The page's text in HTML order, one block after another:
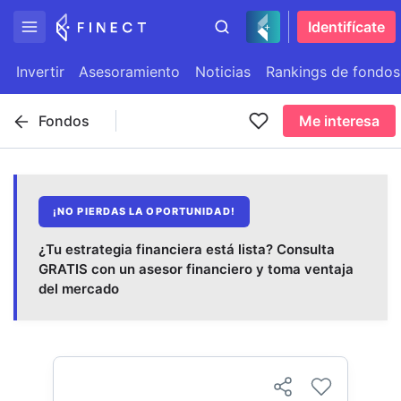
Identifícate
Invertir Asesoramiento Noticias Rankings de fondos
Fondos Me interesa
¡NO PIERDAS LA OPORTUNIDAD!
¿Tu estrategia financiera está lista? Consulta
GRATIS con un asesor financiero y toma ventaja
del mercado